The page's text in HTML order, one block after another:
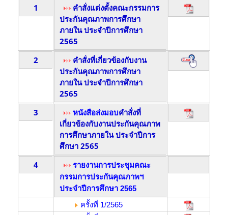
1
คำสั่งแต่งตั้งคณะกรรมการ
ประกันคุณภาพการศึกษา
ภายใน ประจำปีการศึกษา
2565
2
คำสั่งที่เกี่ยวข้องกับงาน
ประกันคุณภาพการศึกษา
ภายใน ประจำปีการศึกษา
2565
3
หนังสือส่งมอบคำสั่งที่
เกี่ยวข้องกับงานประกันคุณภาพ
การศึกษาภายใน ประจำปีการ
ศึกษา 2565
4
รายงานการประชุมคณะ
กรรมการประกันคุณภาพฯ
ประจำปีการศึกษา 2565
ครั้งที่ 1/2565